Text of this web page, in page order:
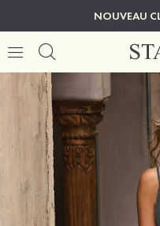
NOUVEAU